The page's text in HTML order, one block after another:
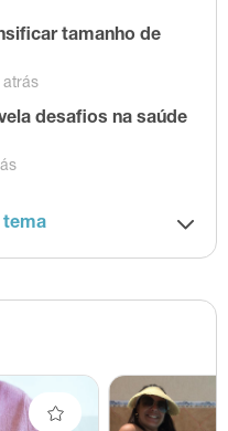
tamanho de
atrás
desafios na saúde
tema